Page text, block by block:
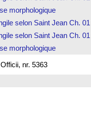
morphologique
selon Saint JeanCh. 01
selon Saint JeanCh. 01
morphologique
nr. 5363